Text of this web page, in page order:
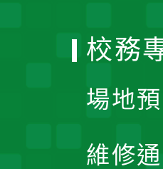
校務
場地
維修